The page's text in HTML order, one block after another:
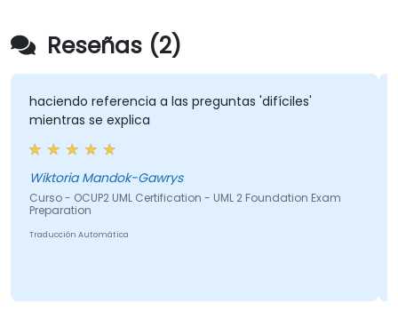
Reseñas (2)
haciendo referencia a las preguntas 'difíciles'
mientras se explica
Wiktoria Mandok-Gawrys
Curso - OCUP2 UML Certification - UML 2 Foundation Exam
Preparation
Traducción Automática